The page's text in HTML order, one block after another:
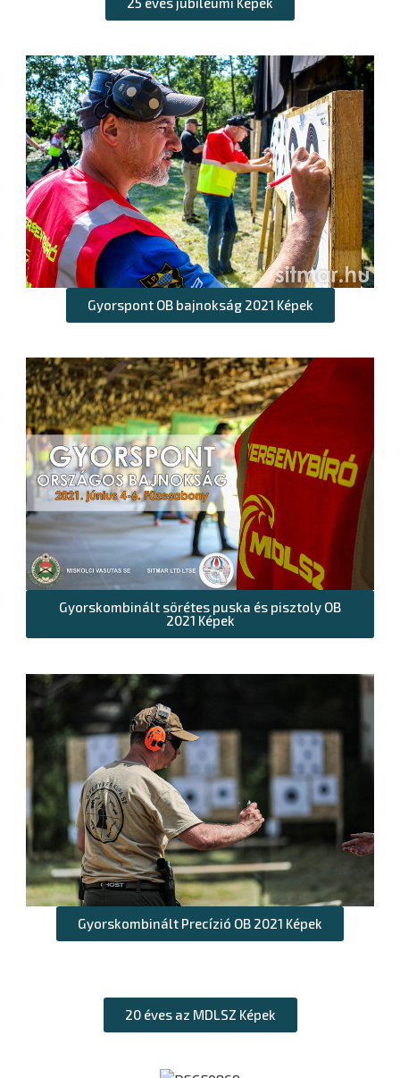
Gyorspont OB bajnokság 2021 Képek
Gyorskombinált sörétes puska és pisztoly OB
2021 Képek
Gyorskombinált Precízió OB 2021 Képek
20 éves az MDLSZ Képek